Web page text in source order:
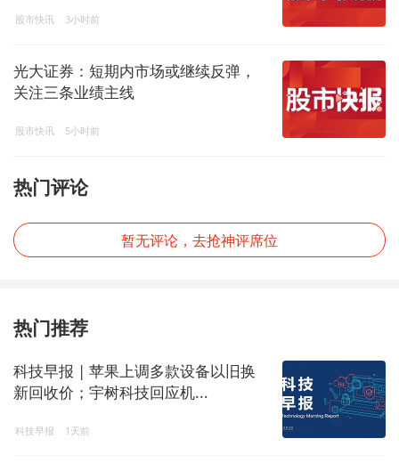
股市快讯 3小时前
光大证券：短期内市场或继续反弹，
关注三条业绩主线
股市快讯 5小时前
热门评论
暂无评论，去抢神评席位
热门推荐
科技早报 | 苹果上调多款设备以旧换
新回收价；宇树科技回应机...
科技早报 1天前